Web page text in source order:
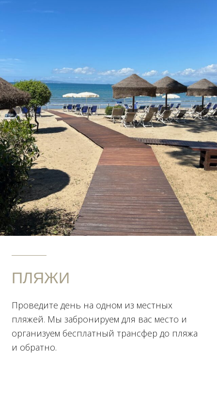
ПЛЯЖИ
Проведите день на одном из местных
пляжей. Мы забронируем для вас место и
организуем бесплатный трансфер до пляжа
и обратно.